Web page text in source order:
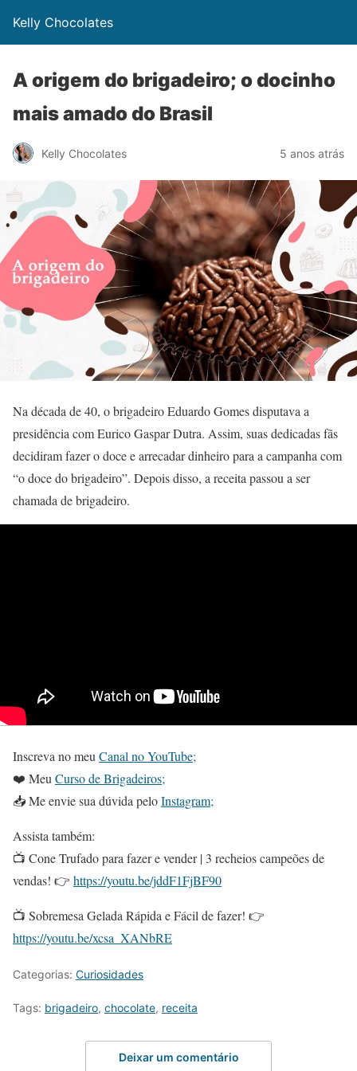
Kelly Chocolates
A origem do brigadeiro; o docinho
mais amado do Brasil
Kelly Chocolates 5 anos atrás
Na década de 40, o brigadeiro Eduardo Gomes disputava a
presidência com Eurico Gaspar Dutra. Assim, suas dedicadas fãs
decidiram fazer o doce e arrecadar dinheiro para a campanha com
“o doce do brigadeiro”. Depois disso, a receita passou a ser
chamada de brigadeiro.
Inscreva no meu Canal no YouTube;
❤️ Meu Curso de Brigadeiros;
📥 Me envie sua dúvida peloInstagram;
Assista também:
📺 Cone Trufado para fazer e vender | 3 recheios campeões de
vendas! 👉 https://youtu.be/jddF1FjBF90
📺 Sobremesa Gelada Rápida e Fácil de fazer! 👉
https://youtu.be/xcsa_XANbRE
Categorias: Curiosidades
Tags: brigadeiro, chocolate, receita
Deixar um comentário